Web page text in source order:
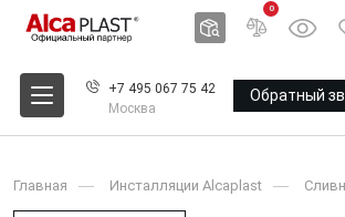
0
+7 495 067 75 42
Москва
Обратный
Главная Инсталляции Alcaplast